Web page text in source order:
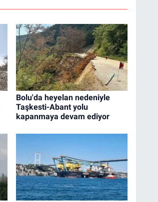
Bolu'da heyelan nedeniyle
Taşkesti-Abant yolu
kapanmaya devam ediyor